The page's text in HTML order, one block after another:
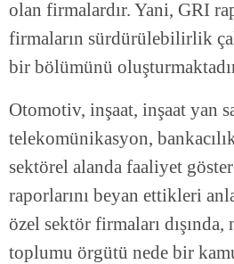
olan firmalardır. Yani, GRI
firmaların sürdürülebilirlik
bir bölümünü
Otomotiv, inşaat, inşaat yan
telekomünikasyon,
sektörel alanda faaliyet
raporlarını beyan ettikleri
özel sektör firmaları
toplumu örgütü nede bir